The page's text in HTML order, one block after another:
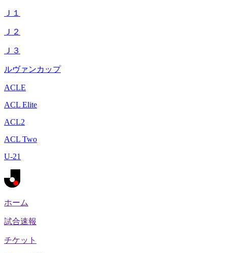
Ｊ１
Ｊ２
Ｊ３
ルヴァンカップ
ACLE
ACL Elite
ACL2
ACL Two
U-21
ホーム
試合速報
チケット